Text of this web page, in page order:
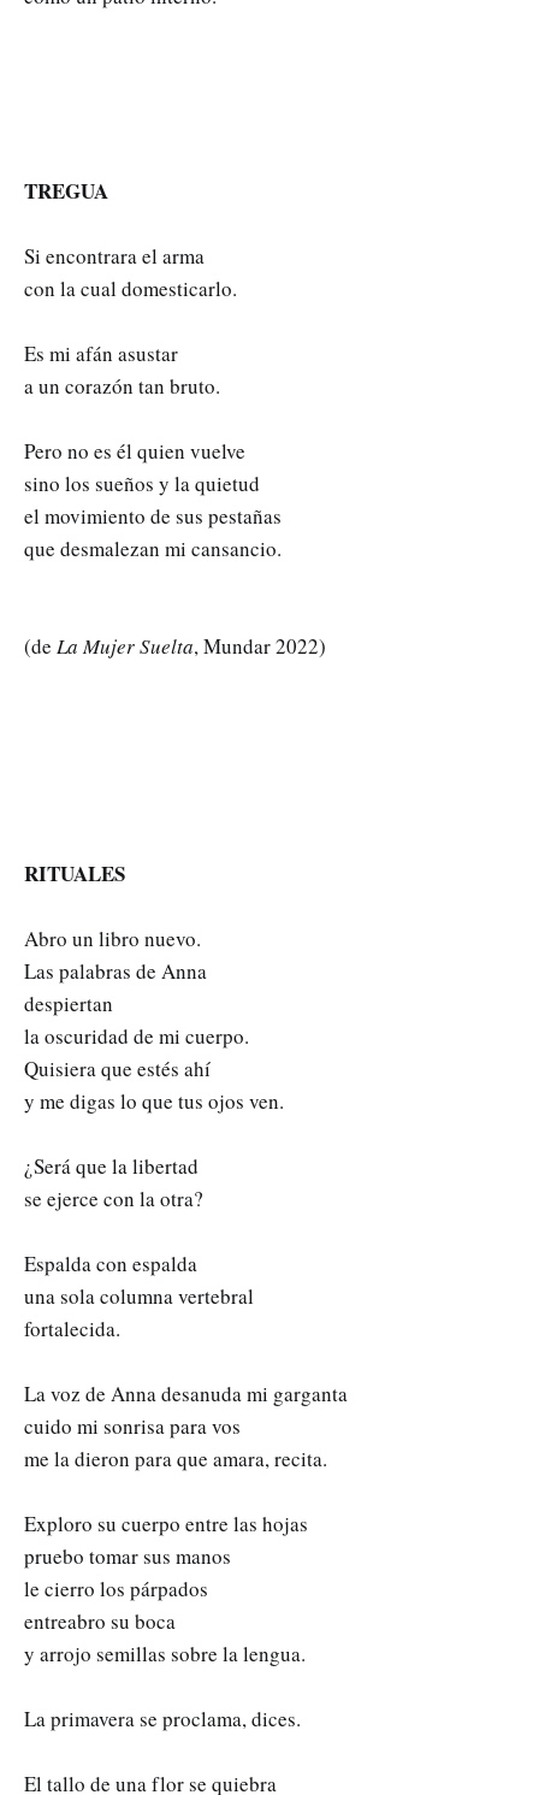
TREGUA
Si encontrara el arma
con la cual domesticarlo.
Es mi afán asustar
a un corazón tan bruto.
Pero no es él quien vuelve
sino los sueños y la quietud
el movimiento de sus pestañas
que desmalezan mi cansancio.
(de La Mujer Suelta, Mundar 2022)
RITUALES
Abro un libro nuevo.
Las palabras de Anna
despiertan
la oscuridad de mi cuerpo.
Quisiera que estés ahí
y me digas lo que tus ojos ven.
¿Será que la libertad
se ejerce con la otra?
Espalda con espalda
una sola columna vertebral
fortalecida.
La voz de Anna desanuda mi garganta
cuido mi sonrisa para vos
me la dieron para que amara, recita.
Exploro su cuerpo entre las hojas
pruebo tomar sus manos
le cierro los párpados
entreabro su boca
y arrojo semillas sobre la lengua.
La primavera se proclama, dices.
El tallo de una flor se quiebra